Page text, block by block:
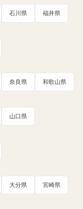
石川県 福井県
奈良県 和歌山県
山口県
大分県 宮崎県